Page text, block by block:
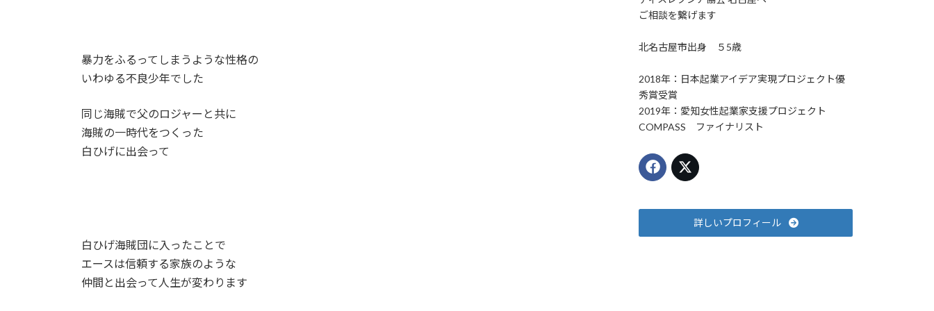
暴力をふるってしまうような性格の
いわゆる不良少年でした
同じ海賊で父のロジャーと共に
海賊の一時代をつくった
白ひげに出会って
白ひげ海賊団に入ったことで
エースは信頼する家族のような
仲間と出会って人生が変わります
ご相談を繋げます
北名古屋市出身 ５5歳
2018年：日本起業アイデア実現プロジェクト優
秀賞受賞
2019年：愛知女性起業家支援プロジェクト
COMPASS ファイナリスト
詳しいプロフィール